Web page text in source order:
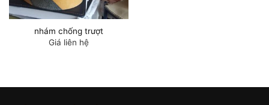
nhám chống trượt
Giá liên hệ